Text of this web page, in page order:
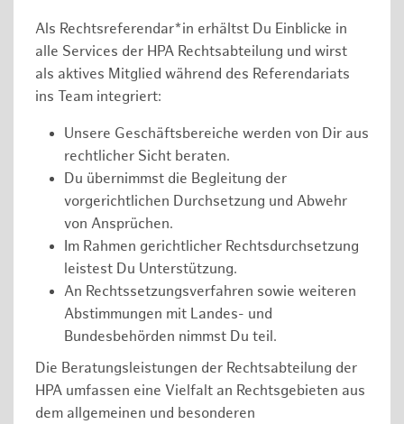
Als Rechtsreferendar*in erhältst Du Einblicke in
alle Services der HPA Rechtsabteilung und wirst
als aktives Mitglied während des Referendariats
ins Team integriert:
Unsere Geschäftsbereiche werden von Dir aus
rechtlicher Sicht beraten.
Du übernimmst die Begleitung der
vorgerichtlichen Durchsetzung und Abwehr
von Ansprüchen.
Im Rahmen gerichtlicher Rechtsdurchsetzung
leistest Du Unterstützung.
An Rechtssetzungsverfahren sowie weiteren
Abstimmungen mit Landes- und
Bundesbehörden nimmst Du teil.
Die Beratungsleistungen der Rechtsabteilung der
HPA umfassen eine Vielfalt an Rechtsgebieten aus
dem allgemeinen und besonderen